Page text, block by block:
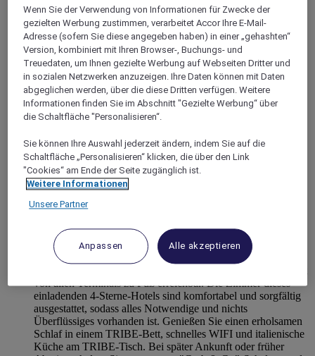
Europe
United Kingdom
Bowdon
TRIBE Manchester Airport
von allen Terminals zu Fuß erreichbar. Die Zimmer dieses
einladenden 4-Sterne-Hotels sind komfortabel und sorgfältig
ausgestattet, sodass alles Notwendige und nichts
Überflüssiges vorhanden ist. Genießen Sie einen erholsamen
Schlaf in einem TRIBE-Bett, schnelles WIFI und italienische
Küche am TRIBE-Tisch. Bei später Ankunft oder früher
Wenn Sie der Verwendung von Informationen für Zwecke der
gezielten Werbung zustimmen, verarbeitet Accor Ihre E-Mail-
Adresse (sofern Sie diese angegeben haben) in einer „gehashten“
Version, kombiniert mit Ihren Browser-, Buchungs- und
Treuedaten, um Ihnen gezielte Werbung auf Webseiten Dritter und
in sozialen Netzwerken anzuzeigen. Ihre Daten können mit Daten
abgeglichen werden, über die diese Dritten verfügen. Weitere
Informationen finden Sie im Abschnitt "Gezielte Werbung“ über
die Schaltfläche "Personalisieren“.
Sie können Ihre Auswahl jederzeit ändern, indem Sie auf die
Schaltfläche „Personalisieren“ klicken, die über den Link
"Cookies“ am Ende der Seite zugänglich ist.
Weitere Informationen
Unsere Partner
Anpassen Alle akzeptieren